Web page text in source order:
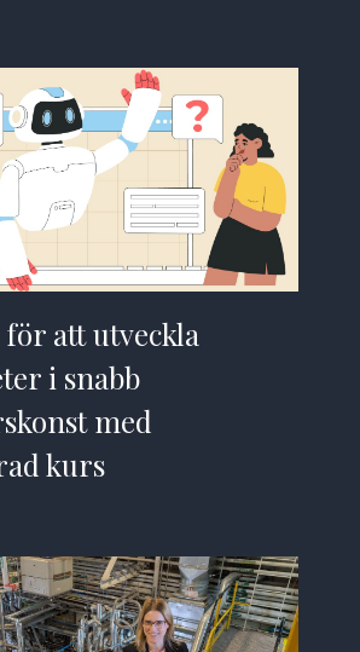
för att utveckla
i snabb
med
kurs